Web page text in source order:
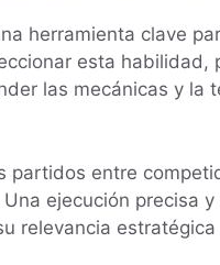
herramienta clave
esta habilidad,
las mecánicas y la
partidos entre
ejecución precisa
relevancia estratégica